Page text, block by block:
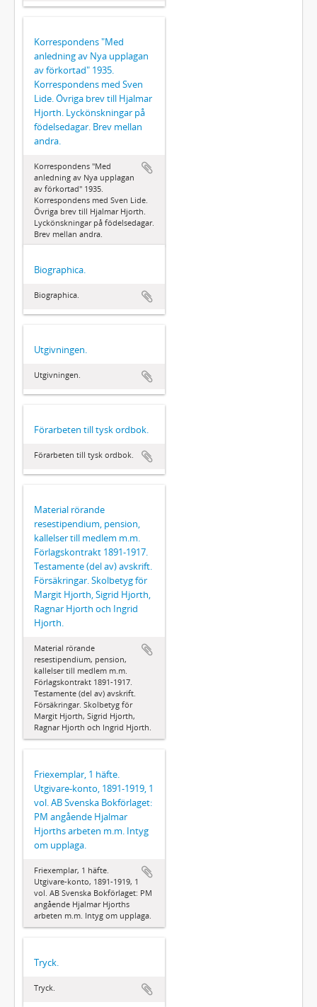
Korrespondens "Med
anledning av Nya upplagan
av förkortad" 1935.
Korrespondens med Sven
Lide. Övriga brev till Hjalmar
Hjorth. Lyckönskningar på
födelsedagar. Brev mellan
andra.
Korrespondens "Med
anledning av Nya upplagan
av förkortad" 1935.
Korrespondens med Sven Lide.
Övriga brev till Hjalmar Hjorth.
Lyckönskningar på födelsedagar.
Brev mellan andra.
Biographica.
Biographica.
Utgivningen.
Utgivningen.
Förarbeten till tysk ordbok.
Förarbeten till tysk ordbok.
Material rörande
resestipendium, pension,
kallelser till medlem m.m.
Förlagskontrakt 1891-1917.
Testamente (del av) avskrift.
Försäkringar. Skolbetyg för
Margit Hjorth, Sigrid Hjorth,
Ragnar Hjorth och Ingrid
Hjorth.
Material rörande
resestipendium, pension,
kallelser till medlem m.m.
Förlagskontrakt 1891-1917.
Testamente (del av) avskrift.
Försäkringar. Skolbetyg för
Margit Hjorth, Sigrid Hjorth,
Ragnar Hjorth och Ingrid Hjorth.
Friexemplar, 1 häfte.
Utgivare-konto, 1891-1919, 1
vol. AB Svenska Bokförlaget:
PM angående Hjalmar
Hjorths arbeten m.m. Intyg
om upplaga.
Friexemplar, 1 häfte.
Utgivare-konto, 1891-1919, 1
vol. AB Svenska Bokförlaget: PM
angående Hjalmar Hjorths
arbeten m.m. Intyg om upplaga.
Tryck.
Tryck.